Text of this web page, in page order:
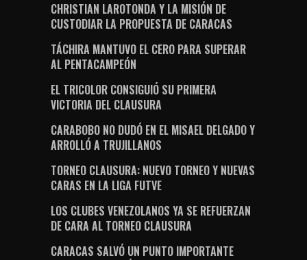
CHRISTIAN LAROTONDA Y LA MISIÓN DE
CUSTODIAR LA PROPUESTA DE CARACAS
TÁCHIRA MANTUVO EL CERO PARA SUPERAR
AL PENTACAMPEÓN
EL TRICOLOR CONSIGUIÓ SU PRIMERA
VICTORIA DEL CLAUSURA
CARABOBO NO DUDÓ EN EL MISAEL DELGADO Y
ARROLLÓ A TRUJILLANOS
TORNEO CLAUSURA: NUEVO TORNEO Y NUEVAS
CARAS EN LA LIGA FUTVE
LOS CLUBES VENEZOLANOS YA SE REFUERZAN
DE CARA AL TORNEO CLAUSURA
CARACAS SALVÓ UN PUNTO IMPORTANTE